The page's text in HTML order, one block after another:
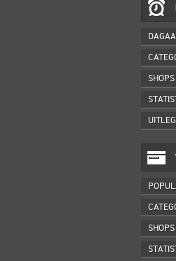
SHOPS
UITLEG
SHOPS